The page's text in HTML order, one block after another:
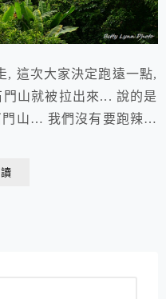
, 這次大家決定跑遠一點,
山就被拉出來... 說的是
山… 我們沒有要跑辣麼